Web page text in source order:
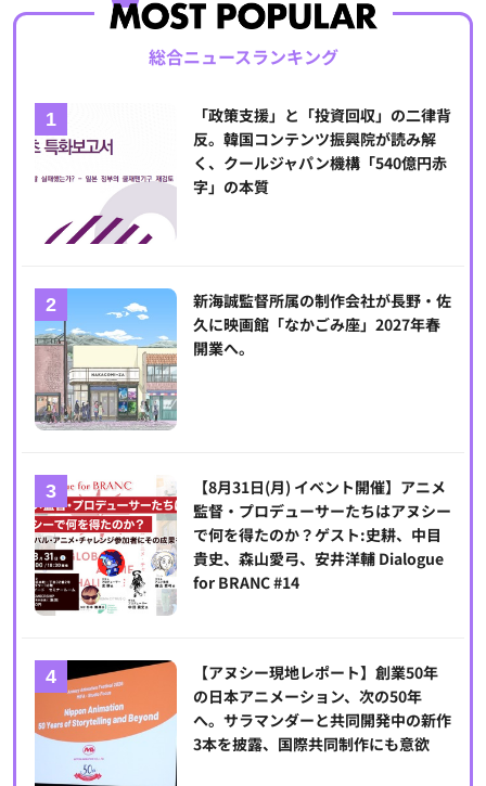
総合ニュースランキング
「政策支援」と「投資回収」の二律背
反。韓国コンテンツ振興院が読み解
く、クールジャパン機構「540億円赤
字」の本質
新海誠監督所属の制作会社が長野・佐
久に映画館「なかごみ座」2027年春
開業へ。
【8月31日(月) イベント開催】アニメ
監督・プロデューサーたちはアヌシー
で何を得たのか？ゲスト:史耕、中目
貴史、森山愛弓、安井洋輔 Dialogue
for BRANC #14
【アヌシー現地レポート】創業50年
の日本アニメーション、次の50年
へ。サラマンダーと共同開発中の新作
3本を披露、国際共同制作にも意欲